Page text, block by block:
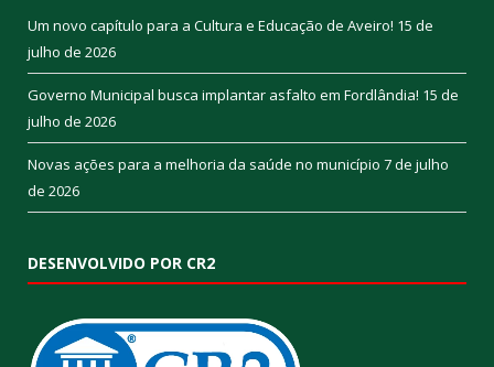
Um novo capítulo para a Cultura e Educação de Aveiro! 15 de
julho de 2026
Governo Municipal busca implantar asfalto em Fordlândia! 15 de
julho de 2026
Novas ações para a melhoria da saúde no município 7 de julho
de 2026
DESENVOLVIDO POR CR2